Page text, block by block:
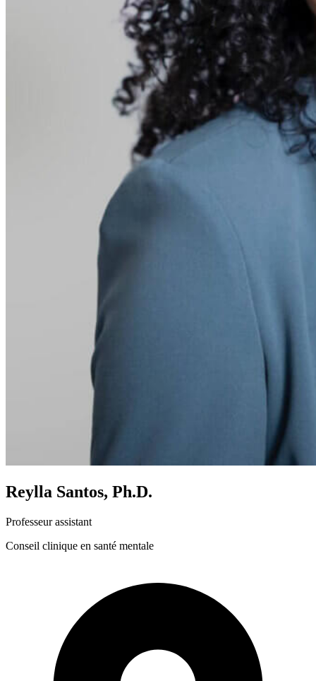
Reylla Santos, Ph.D.
Professeur assistant
Conseil clinique en santé mentale